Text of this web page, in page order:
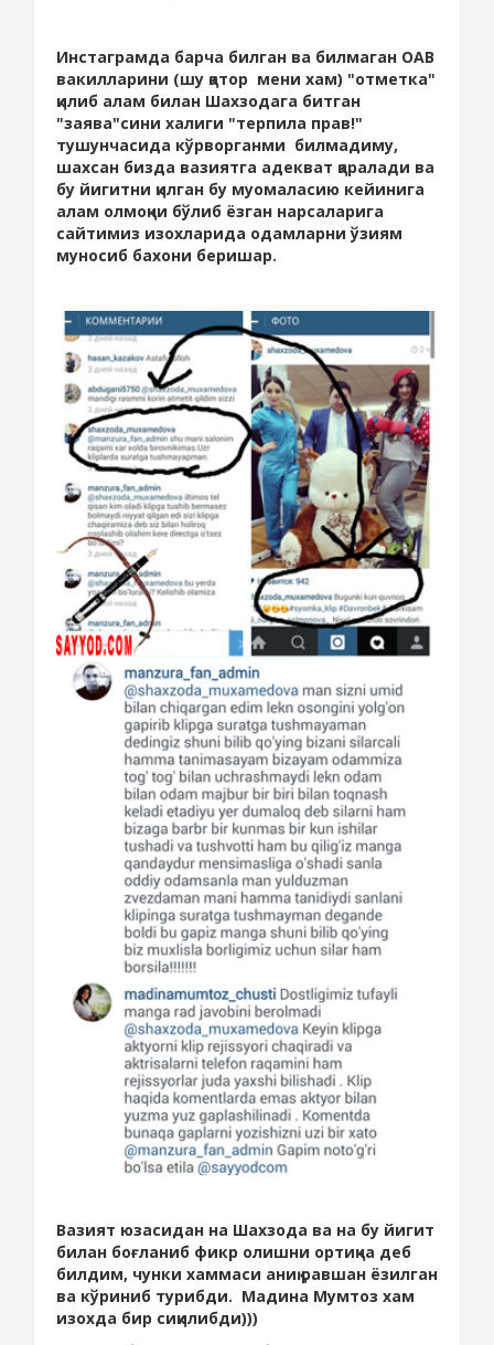
Инстаграмда барча билган ва билмаган ОАВ
вакилларини (шу қатор мени хам) "отметка"
қилиб алам билан Шахзодага битган
"заява"сини халиги "терпила прав!"
тушунчасида кўрворганми билмадиму,
шахсан бизда вазиятга адекват қаралади ва
бу йигитни қилган бу муомаласию кейинига
алам олмоқчи бўлиб ёзган нарсаларига
сайтимиз изохларида одамларни ўзиям
муносиб бахони беришар.
Вазият юзасидан на Шахзода ва на бу йигит
билан боғланиб фикр олишни ортиқча деб
билдим, чунки хаммаси аниқ равшан ёзилган
ва кўриниб турибди. Мадина Мумтоз хам
изохда бир сиқилибди)))